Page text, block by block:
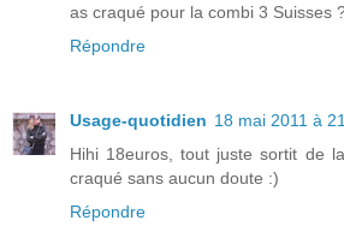
as craqué pour la combi 3 Suisses
Répondre
Usage-quotidien 18 mai 2011 à
Hihi 18euros, tout juste sortit de
craqué sans aucun doute :)
Répondre